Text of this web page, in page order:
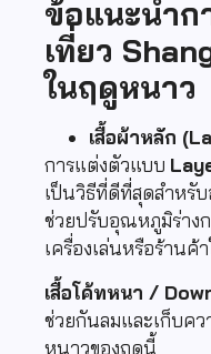
ข้อแนะนำก
เที่ยว
ในฤดูหนาว
เสื้อผ้าหลัก
การแต่งตัวแบบ
เป็นวิธีที่ดีที่สุดสำหรับ
ช่วยปรับอุณหภูมิร่างก
เครื่องเล่นหรือร้านค้
เสื้อโค้ทหนา /
ช่วยกันลมและเก็บค
หนาวของฤดูนี้